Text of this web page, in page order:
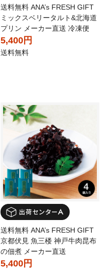
送料無料 ANA’s FRESH GIFT
ミックスベリータルト&北海道
プリン メーカー直送 冷凍便
5,400円
送料無料
送料無料 ANA’s FRESH GIFT
京都伏見 魚三楼 神戸牛肉昆布
の佃煮 メーカー直送
5,400円